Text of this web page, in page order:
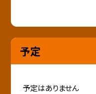
予定
予定はありません